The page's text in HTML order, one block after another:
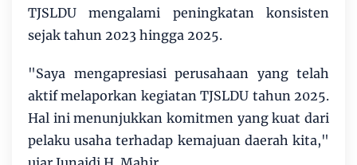
TJSLDU mengalami peningkatan konsisten
sejak tahun 2023 hingga 2025.
"Saya mengapresiasi perusahaan yang telah
aktif melaporkan kegiatan TJSLDU tahun 2025.
Hal ini menunjukkan komitmen yang kuat dari
pelaku usaha terhadap kemajuan daerah kita,"